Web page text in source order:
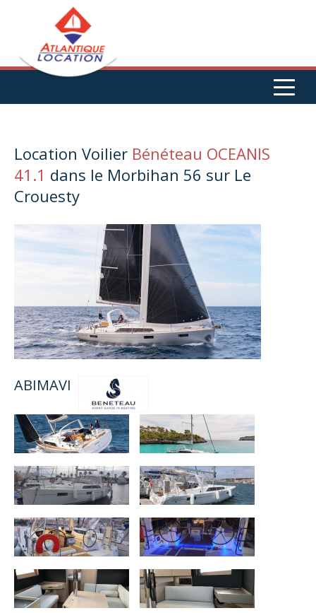
Aller au contenu principal
Location Voilier Bénéteau OCEANIS
41.1 dans le Morbihan 56 sur Le
Crouesty
ABIMAVI